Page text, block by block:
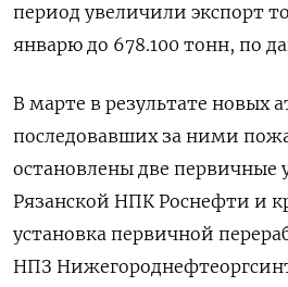
период увеличили экспорт
январю до 678.100 тонн, по
В марте в результате новых
последовавших за ними
остановлены две первичные
Рязанской НПК Роснефти и
установка первичной
НПЗ